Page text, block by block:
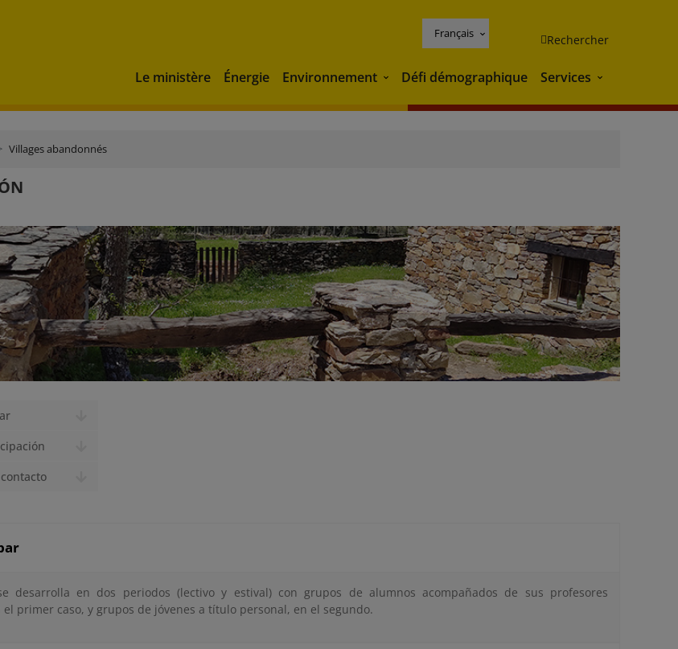
Français Rechercher
Le ministère Énergie Environnement Environnement
Défi démographique Services Services
Villages abandonnés
desarrolla en dos periodos (lectivo y estival) con grupos de alumnos acompañados de sus profesores
el primer caso, y grupos de jóvenes a título personal, en el segundo.